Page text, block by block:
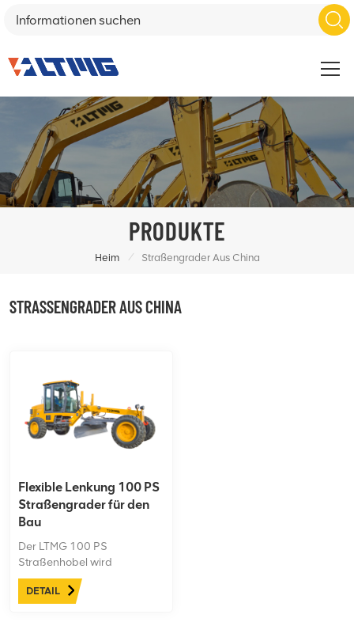
PRODUKTE
Heim / Straßengrader Aus China
STRASSENGRADER AUS CHINA
Flexible Lenkung 100 PS
Straßengrader für den
Bau
Der LTMG 100 PS
Straßenhobel wird
hauptsächlich zum
großflächigen Einebnen,
DETAIL